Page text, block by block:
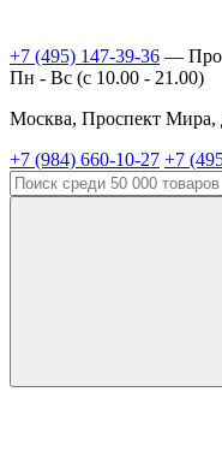
+7 (495) 147-39-36 —
Пн - Вс (c 10.00 - 21.00)
Москва, Проспект Мира,
+7 (984) 660-10-27 +7